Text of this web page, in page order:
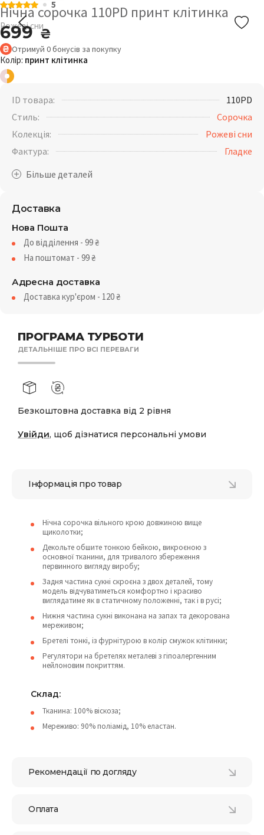
5
Нічна сорочка 110PD принт клітинка
Рожеві сни
699₴
Отримуй 0бонусів за покупку
Колір: принт клітинка
ПРОГРАМА ТУРБОТИ
ДЕТАЛЬНІШЕ ПРО ВСІ ПЕРЕВАГИ
Безкоштовна доставка від 2 рівня
Увійди, щоб дізнатися персональні умови
ID товара:
110PD
Стиль:
Сорочка
Колекція:
Рожеві сни
Фактура:
Гладке
Доставка
Нова Пошта
До відділення - 99₴
На поштомат - 99₴
Адресна доставка
Доставка кур'єром - 120₴
Інформація про товар
Нічна сорочка вільного крою довжиною вище
щиколотки;
Декольте обшите тонкою бейкою, викроєною з
основної тканини, для тривалого збереження
первинного вигляду виробу;
Задня частина сукні скроєна з двох деталей, тому
модель відчуватиметься комфортно і красиво
виглядатиме як в статичному положенні, так і в русі;
Нижня частина сукні виконана на запах та декорована
мереживом;
Бретелі тонкі, із фурнітурою в колір смужок клітинки;
Регулятори на бретелях металеві з гіпоалергенним
нейлоновим покриттям.
Cклад:
Тканина: 100% віскоза;
Мереживо: 90% поліамід, 10% еластан.
Рекомендації по догляду
Оплата